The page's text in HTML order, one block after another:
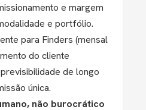
e margem
e portfólio.
para Finders (mensal
do cliente
de longo
única.
não burocrático